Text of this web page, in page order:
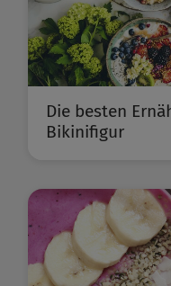
Die besten
Bikinifigur